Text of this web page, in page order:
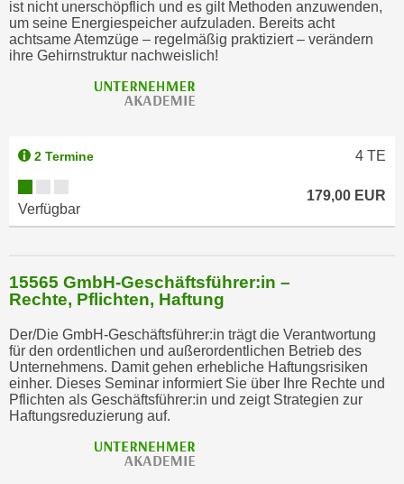
ist nicht unerschöpflich und es gilt Methoden anzuwenden,
um seine Energiespeicher aufzuladen. Bereits acht
achtsame Atemzüge – regelmäßig praktiziert – verändern
ihre Gehirnstruktur nachweislich!
2 Termine 4 TE
Verfügbar
179,00 EUR
15565 GmbH-Geschäftsführer:in –
Rechte, Pflichten, Haftung
Der/Die GmbH-Geschäftsführer:in trägt die Verantwortung
für den ordentlichen und außerordentlichen Betrieb des
Unternehmens. Damit gehen erhebliche Haftungsrisiken
einher. Dieses Seminar informiert Sie über Ihre Rechte und
Pflichten als Geschäftsführer:in und zeigt Strategien zur
Haftungsreduzierung auf.